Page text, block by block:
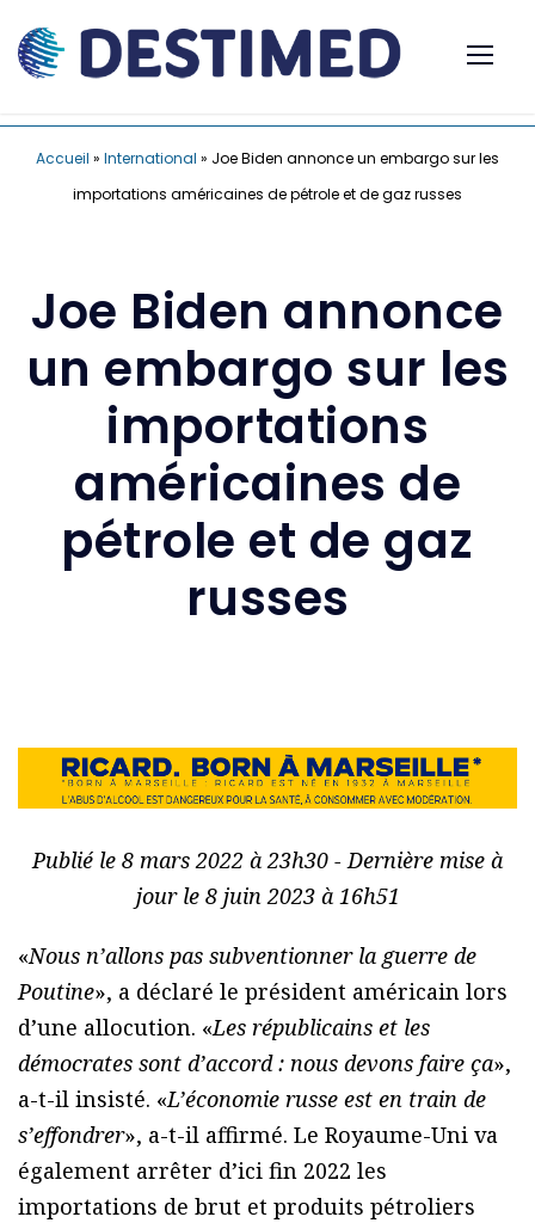
Accueil » International » Joe Biden annonce un embargo sur les
importations américaines de pétrole et de gaz russes
Joe Biden annonce
un embargo sur les
importations
américaines de
pétrole et de gaz
russes
Publié le 8 mars 2022 à 23h30 - Dernière mise à
jour le 8 juin 2023 à 16h51
«Nous n’allons pas subventionner la guerre de
Poutine», a déclaré le président américain lors
d’une allocution. «Les républicains et les
démocrates sont d’accord : nous devons faire ça»,
a-t-il insisté. «L’économie russe est en train de
s’effondrer», a-t-il affirmé. Le Royaume-Uni va
également arrêter d’ici fin 2022 les
importations de brut et produits pétroliers